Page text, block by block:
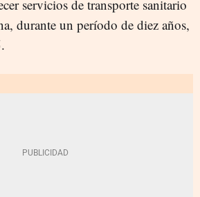
servicios de transporte sanitario
durante un período de diez años,